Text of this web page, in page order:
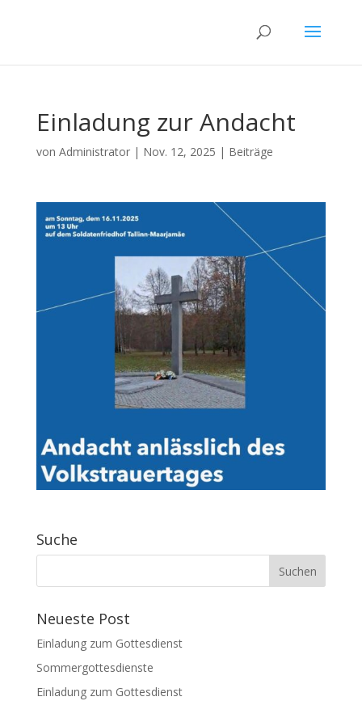
Einladung zur Andacht
von Administrator| Nov. 12, 2025 | Beiträge
Suche
Neueste Post
Einladung zum Gottesdienst
Sommergottesdienste
Einladung zum Gottesdienst